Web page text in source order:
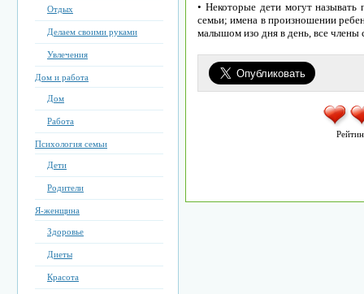
Отдых
Делаем своими руками
Увлечения
Дом и работа
Дом
Работа
Психология семьи
Дети
Родители
Я-женщина
Здоровье
Диеты
Красота
• Некоторые дети могут
семьи; имена в произношении
малышом изо дня в день, все члены